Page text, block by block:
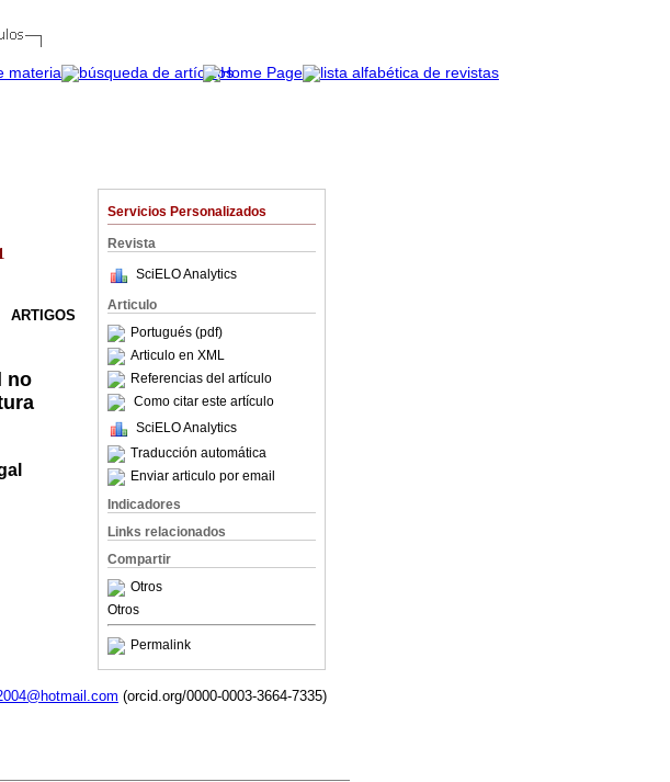
Servicios Personalizados
Revista
SciELO Analytics
Articulo
Portugués (pdf)
Articulo en XML
Referencias del artículo
Como citar este artículo
SciELO Analytics
Traducción automática
Enviar articulo por email
Indicadores
Links relacionados
Compartir
Otros
Otros
Permalink
ARTIGOS
no
(orcid.org/0000-0003-3664-7335)